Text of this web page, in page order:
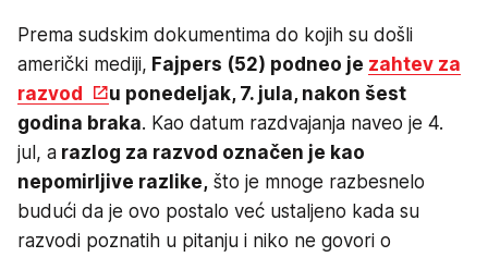
Prema sudskim dokumentima do kojih su došli
američki mediji, Fajpers (52) podneo je zahtev za
razvod
u ponedeljak, 7. jula, nakon šest
godina braka. Kao datum razdvajanja naveo je 4.
jul, a razlog za razvod označen je kao
nepomirljive razlike, što je mnoge razbesnelo
budući da je ovo postalo već ustaljeno kada su
razvodi poznatih u pitanju i niko ne govori o